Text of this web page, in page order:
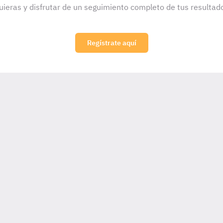
y disfrutar de un seguimiento completo de tus
Regístrate aquí